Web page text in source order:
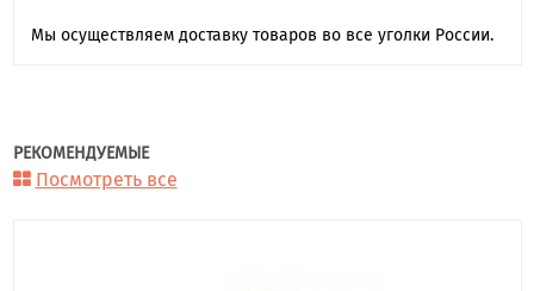
Мы осуществляем доставку товаров во все уголки России.
РЕКОМЕНДУЕМЫЕ
Посмотреть все